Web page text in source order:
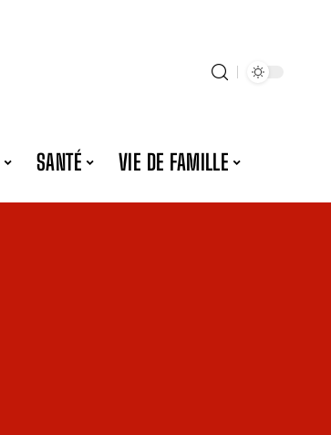
SANTÉ VIE DE FAMILLE